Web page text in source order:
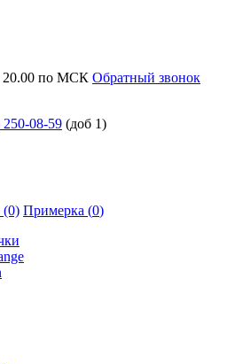
20.00 по МСК Обратный звонок
250-08-59 (доб 1)
(0) Примерка (0)